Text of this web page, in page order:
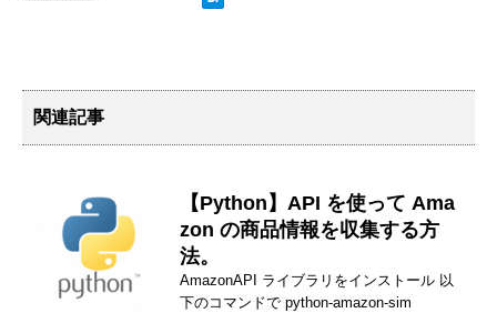
関連記事
【Python】API を使って Ama
zon の商品情報を収集する方
法。
AmazonAPI ライブラリをインストール 以
下のコマンドで python-amazon-sim